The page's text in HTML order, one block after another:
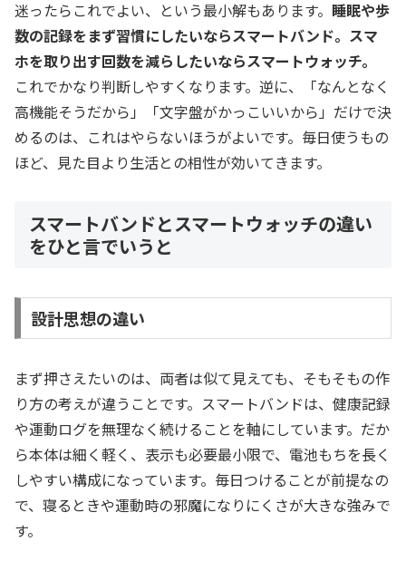
迷ったらこれでよい、という最小解もあります。 睡眠や歩
数の記録をまず習慣にしたいならスマートバンド。スマ
ホを取り出す回数を減らしたいならスマートウォッチ。
これでかなり判断しやすくなります。逆に、「なんとなく
高機能そうだから」「文字盤がかっこいいから」だけで決
めるのは、これはやらないほうがよいです。毎日使うもの
ほど、見た目より生活との相性が効いてきます。
スマートバンドとスマートウォッチの違い
をひと言でいうと
設計思想の違い
まず押さえたいのは、両者は似て見えても、そもそもの作
り方の考えが違うことです。スマートバンドは、健康記録
や運動ログを無理なく続けることを軸にしています。だか
ら本体は細く軽く、表示も必要最小限で、電池もちを長く
しやすい構成になっています。毎日つけることが前提なの
で、寝るときや運動時の邪魔になりにくさが大きな強みで
す。